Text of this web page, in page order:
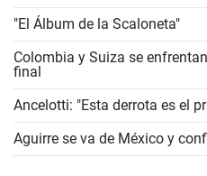
"El Álbum de la Scaloneta"
Colombia y Suiza se
final
Ancelotti: "Esta derrota es el
Aguirre se va de México y